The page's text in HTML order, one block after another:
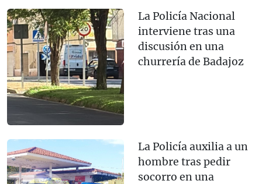
La Policía Nacional
interviene tras una
discusión en una
churrería de Badajoz
La Policía auxilia a un
hombre tras pedir
socorro en una